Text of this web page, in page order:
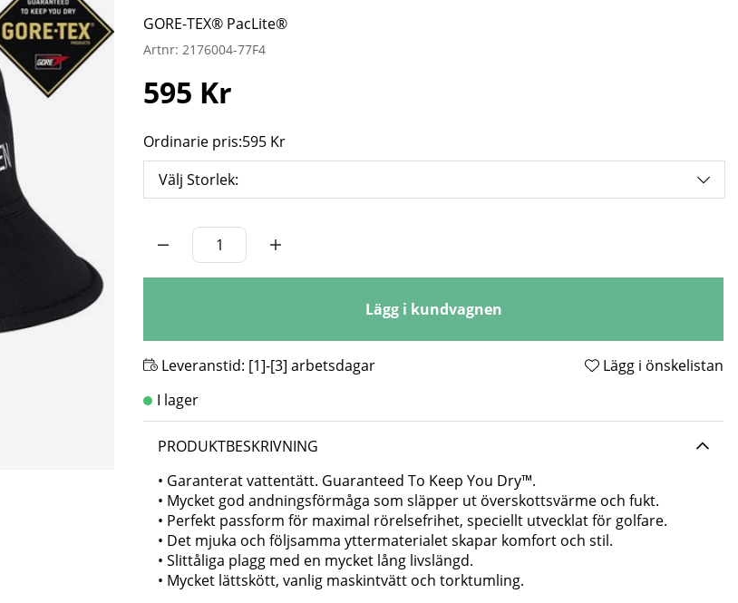
GORE-TEX® PacLite®
Artnr: 2176004-77F4
595 Kr
Ordinarie pris:595 Kr
Välj Storlek:
Lägg i kundvagnen
Leveranstid: [1]-[3] arbetsdagar Lägg i önskelistan
PRODUKTBESKRIVNING
• Garanterat vattentätt. Guaranteed To Keep You Dry™.
• Mycket god andningsförmåga som släpper ut överskottsvärme och fukt.
• Perfekt passform för maximal rörelsefrihet, speciellt utvecklat för golfare.
• Det mjuka och följsamma yttermaterialet skapar komfort och stil.
• Slittåliga plagg med en mycket lång livslängd.
• Mycket lättskött, vanlig maskintvätt och torktumling.